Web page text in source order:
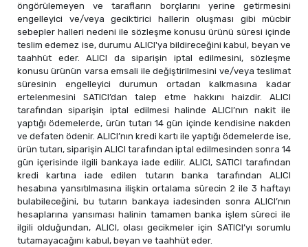
öngörülemeyen ve tarafların borçlarını yerine getirmesini
engelleyici ve/veya geciktirici hallerin oluşması gibi mücbir
sebepler halleri nedeni ile sözleşme konusu ürünü süresi içinde
teslim edemez ise, durumu ALICI'ya bildireceğini kabul, beyan ve
taahhüt eder. ALICI da siparişin iptal edilmesini, sözleşme
konusu ürünün varsa emsali ile değiştirilmesini ve/veya teslimat
süresinin engelleyici durumun ortadan kalkmasına kadar
ertelenmesini SATICI’dan talep etme hakkını haizdir. ALICI
tarafından siparişin iptal edilmesi halinde ALICI’nın nakit ile
yaptığı ödemelerde, ürün tutarı 14 gün içinde kendisine nakden
ve defaten ödenir. ALICI’nın kredi kartı ile yaptığı ödemelerde ise,
ürün tutarı, siparişin ALICI tarafından iptal edilmesinden sonra 14
gün içerisinde ilgili bankaya iade edilir. ALICI, SATICI tarafından
kredi kartına iade edilen tutarın banka tarafından ALICI
hesabına yansıtılmasına ilişkin ortalama sürecin 2 ile 3 haftayı
bulabileceğini, bu tutarın bankaya iadesinden sonra ALICI’nın
hesaplarına yansıması halinin tamamen banka işlem süreci ile
ilgili olduğundan, ALICI, olası gecikmeler için SATICI’yı sorumlu
tutamayacağını kabul, beyan ve taahhüt eder.